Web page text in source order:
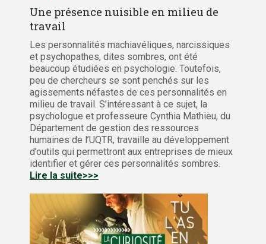
Une présence nuisible en milieu de
travail
Les personnalités machiavéliques, narcissiques
et psychopathes, dites sombres, ont été
beaucoup étudiées en psychologie. Toutefois,
peu de chercheurs se sont penchés sur les
agissements néfastes de ces personnalités en
milieu de travail. S’intéressant à ce sujet, la
psychologue et professeure Cynthia Mathieu, du
Département de gestion des ressources
humaines de l’UQTR, travaille au développement
d’outils qui permettront aux entreprises de mieux
identifier et gérer ces personnalités sombres.
Lire la suite>>>